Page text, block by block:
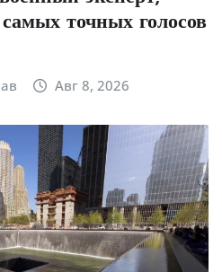
точных голосов
Авг 8, 2026